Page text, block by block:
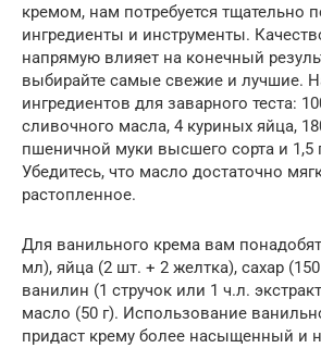
кремом, нам потребуется тщательно
ингредиенты и инструменты.
напрямую влияет на конечный
выбирайте самые свежие и лучшие.
ингредиентов для заварного теста:
сливочного масла, 4 куриных яйца,
пшеничной муки высшего сорта и 1,5
Убедитесь, что масло достаточно
растопленное.
Для ванильного крема вам
мл), яйца (2 шт. + 2 желтка), сахар (150
ванилин (1 стручок или 1 ч.л.
масло (50 г). Использование
придаст крему более насыщенный и